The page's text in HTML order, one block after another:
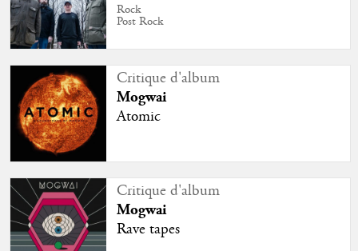
Rock
Post Rock
Critique d'album
Mogwai
Atomic
Critique d'album
Mogwai
Rave tapes